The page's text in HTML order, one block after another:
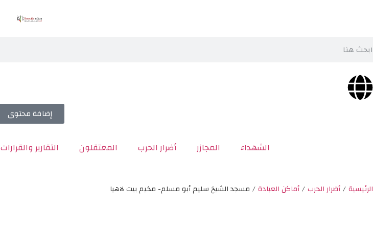
إضافة محتوى
الشهداء المجازر أضرار الحرب المعتقلون التقارير والقرارات
الرئيسية/أضرار الحرب/أماكن العبادة/ مسجد الشيخ سليم أبو مسلم- مخيم بيت لاهيا